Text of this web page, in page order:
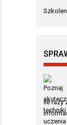
Ile razy